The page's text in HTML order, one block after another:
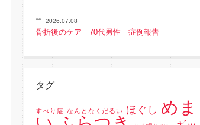
2026.07.08
骨折後のケア 70代男性 症例報告
タグ
すべり症 なんとなくだるい ほぐし めま